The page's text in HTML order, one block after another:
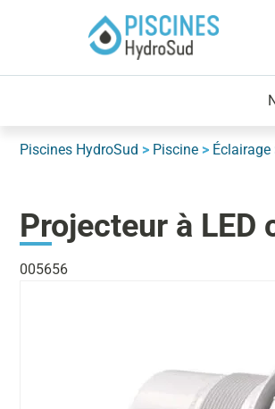
Piscines HydroSud > Piscine > Éclairage
Projecteur à LED
005656